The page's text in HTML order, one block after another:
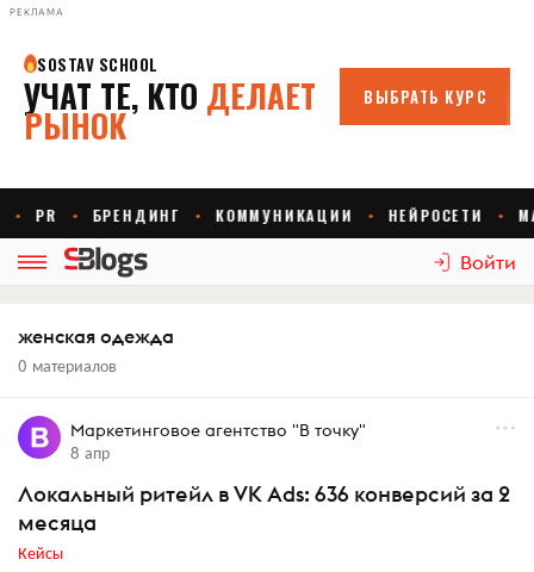
РЕКЛАМА
Войти
женская одежда
0 материалов
Маркетинговое агентство "В точку"
8 апр
Локальный ритейл в VK Ads: 636 конверсий за 2
месяца
Кейсы